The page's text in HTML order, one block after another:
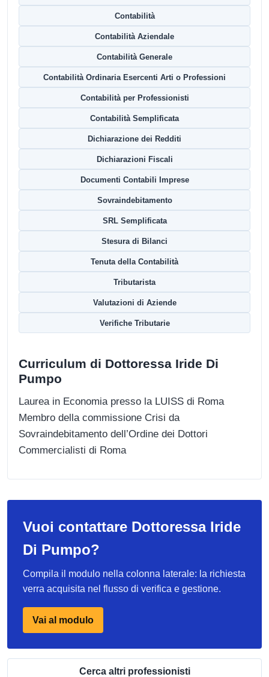
Contabilità
Contabilità Aziendale
Contabilità Generale
Contabilità Ordinaria Esercenti Arti o Professioni
Contabilità per Professionisti
Contabilità Semplificata
Dichiarazione dei Redditi
Dichiarazioni Fiscali
Documenti Contabili Imprese
Sovraindebitamento
SRL Semplificata
Stesura di Bilanci
Tenuta della Contabilità
Tributarista
Valutazioni di Aziende
Verifiche Tributarie
Curriculum di Dottoressa Iride Di
Pumpo
Laurea in Economia presso la LUISS di Roma
Membro della commissione Crisi da
Sovraindebitamento dell’Ordine dei Dottori
Commercialisti di Roma
Vuoi contattare Dottoressa Iride
Di Pumpo?
Compila il modulo nella colonna laterale: la richiesta
verra acquisita nel flusso di verifica e gestione.
Vai al modulo
Cerca altri professionisti